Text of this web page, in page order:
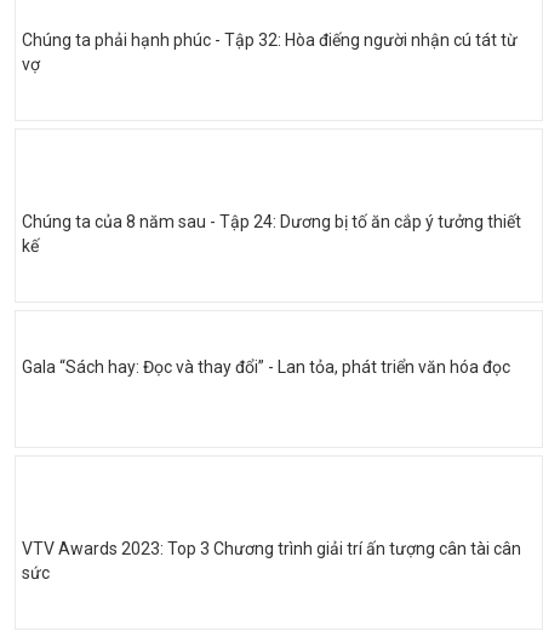
Chúng ta phải hạnh phúc - Tập 32: Hòa điếng người nhận cú tát từ
vợ
Chúng ta của 8 năm sau - Tập 24: Dương bị tố ăn cắp ý tưởng thiết
kế
Gala “Sách hay: Đọc và thay đổi” - Lan tỏa, phát triển văn hóa đọc
VTV Awards 2023: Top 3 Chương trình giải trí ấn tượng cân tài cân
sức